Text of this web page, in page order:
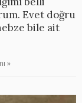
Evet doğru
bile ait
»